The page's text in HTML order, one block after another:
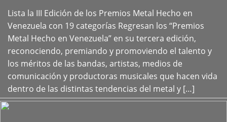
Lista la III Edición de los Premios Metal Hecho en
Venezuela con 19 categorías Regresan los “Premios
Metal Hecho en Venezuela” en su tercera edición,
reconociendo, premiando y promoviendo el talento y
los méritos de las bandas, artistas, medios de
comunicación y productoras musicales que hacen vida
dentro de las distintas tendencias del metal y […]
+